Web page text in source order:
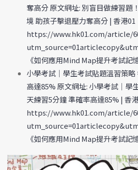
奪高分 原文網址: 別盲目做練習題
境 助孩子擊退壓力奪高分 | 香港01
https://www.hk01.com/article/
《如何應用Mind Map提升考試記
小學考試｜學生考試貼題溫習策
高達85% 原文網址: 小學考試｜學
天練習5分鐘 準確率高達85% | 香
https://www.hk01.com/article/
《如何應用Mind Map提升考試記